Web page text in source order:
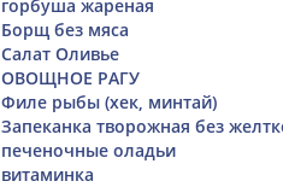
горбуша жареная
Борщ без мяса
Салат Оливье
ОВОЩНОЕ РАГУ
Филе рыбы (хек, минтай)
Запеканка творожная без
печеночные оладьи
витаминка